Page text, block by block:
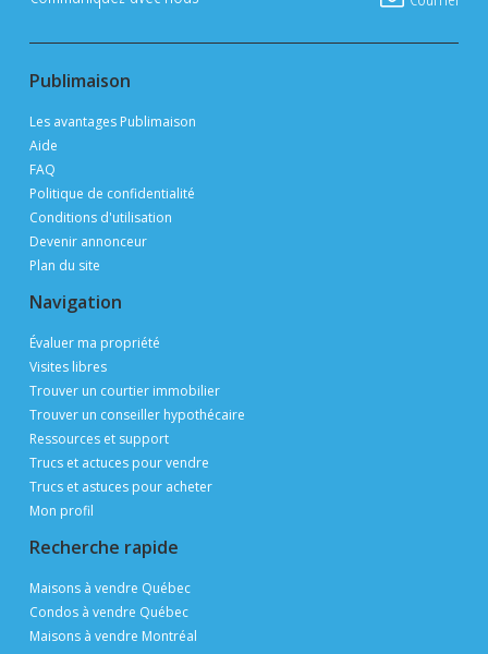
Publimaison
Les avantages Publimaison
Aide
FAQ
Politique de confidentialité
Conditions d'utilisation
Devenir annonceur
Plan du site
Navigation
Évaluer ma propriété
Visites libres
Trouver un courtier immobilier
Trouver un conseiller hypothécaire
Ressources et support
Trucs et actuces pour vendre
Trucs et astuces pour acheter
Mon profil
Recherche rapide
Maisons à vendre Québec
Condos à vendre Québec
Maisons à vendre Montréal